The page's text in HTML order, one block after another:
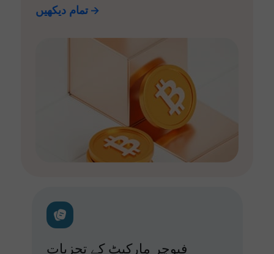
تمام دیکھیں
فیوچر مارکیٹ کے تجزیات